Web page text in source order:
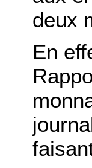
deux
En